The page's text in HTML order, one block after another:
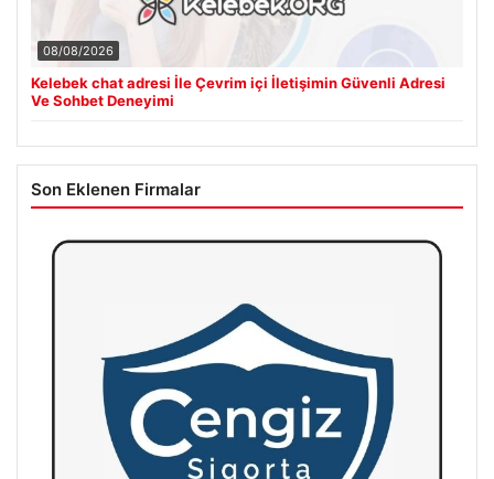
08/08/2026
Kelebek chat adresi İle Çevrim içi İletişimin Güvenli Adresi
Ve Sohbet Deneyimi
Son Eklenen Firmalar